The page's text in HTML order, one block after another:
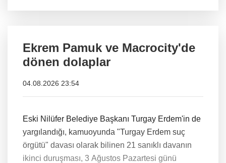
Ekrem Pamuk ve Macrocity'de
dönen dolaplar
04.08.2026 23:54
Eski Nilüfer Belediye Başkanı Turgay Erdem'in de
yargılandığı, kamuoyunda "Turgay Erdem suç
örgütü" davası olarak bilinen 21 sanıklı davanın
ikinci duruşması, 3 Ağustos Pazartesi günü